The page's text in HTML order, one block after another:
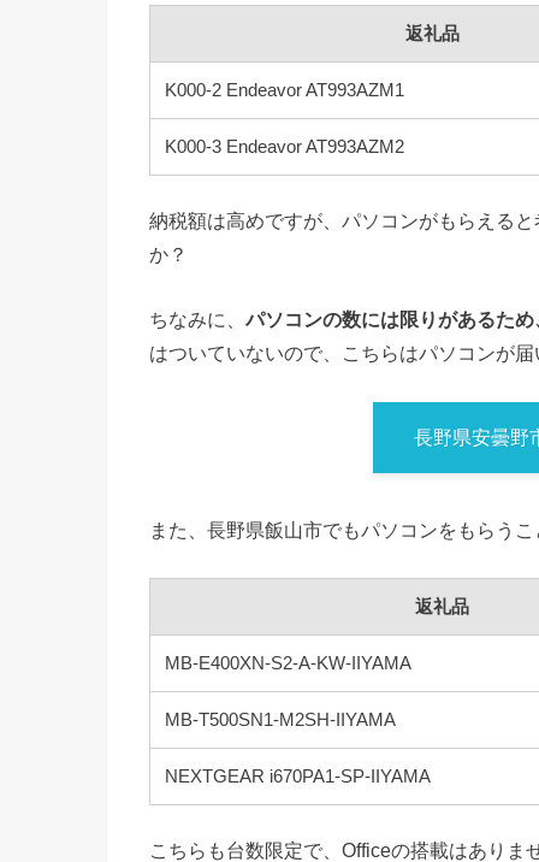
返礼品
K000-2 Endeavor AT993AZM1
K000-3 Endeavor AT993AZM2
納税額は高めですが、パソコンがもらえる
か？
ちなみに、 パソコンの数には限りがあるた
はついていないので、こちらはパソコンが
長野県安曇野
また、長野県飯山市でもパソコンをもらう
返礼品
MB-E400XN-S2-A-KW-IIYAMA
MB-T500SN1-M2SH-IIYAMA
NEXTGEAR i670PA1-SP-IIYAMA
こちらも台数限定で、Officeの搭載はありま